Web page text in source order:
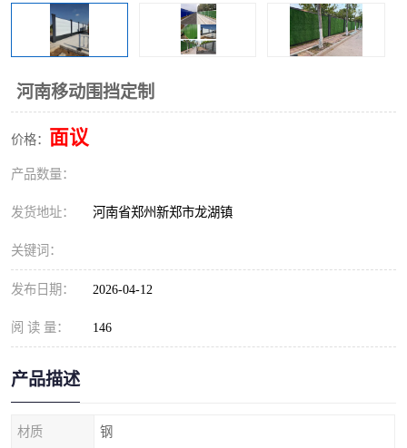
河南移动围挡定制
价格： 面议
产品数量：
发货地址： 河南省郑州新郑市龙湖镇
关键词：
发布日期： 2026-04-12
阅 读 量： 146
产品描述
材质 钢